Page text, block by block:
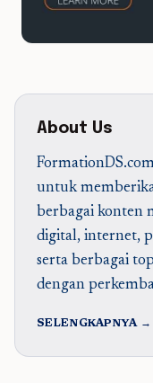
About Us
untuk
berbagai konten
digital, internet,
serta berbagai
dengan
SELENGKAPNYA →